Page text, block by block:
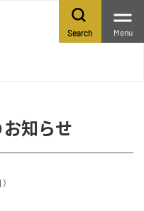
Search Menu
知らせ